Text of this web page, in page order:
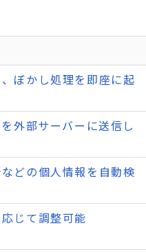
ぼかし処理を即座に起
外部サーバーに送信し
どの個人情報を自動検
じて調整可能